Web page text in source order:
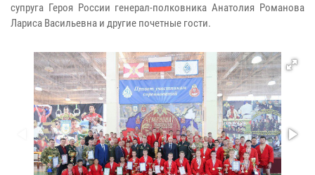
супруга Героя России генерал-полковника Анатолия Романова
Лариса Васильевна и другие почетные гости.